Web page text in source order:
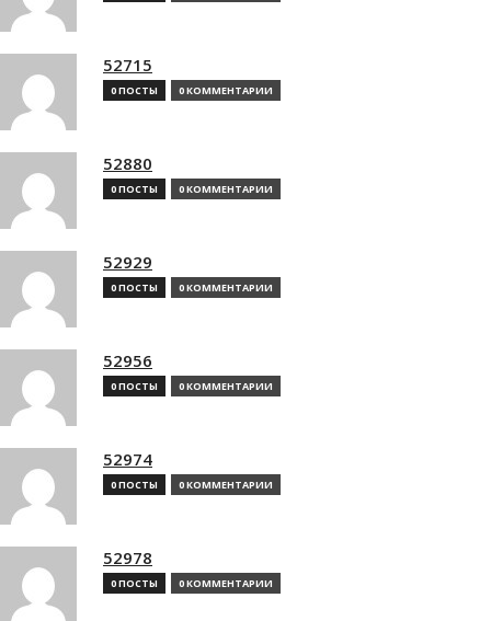
52715
0 ПОСТЫ 0 КОММЕНТАРИИ
52880
0 ПОСТЫ 0 КОММЕНТАРИИ
52929
0 ПОСТЫ 0 КОММЕНТАРИИ
52956
0 ПОСТЫ 0 КОММЕНТАРИИ
52974
0 ПОСТЫ 0 КОММЕНТАРИИ
52978
0 ПОСТЫ 0 КОММЕНТАРИИ